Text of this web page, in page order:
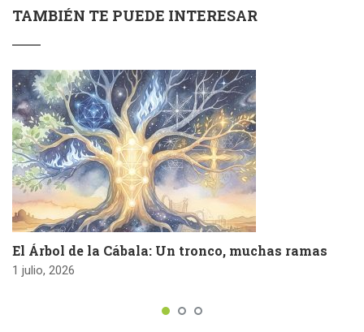
TAMBIÉN TE PUEDE INTERESAR
El Árbol de la Cábala: Un tronco, muchas ramas
1 julio, 2026